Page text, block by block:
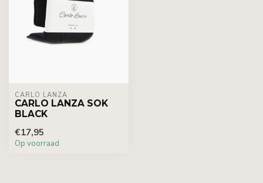
CARLO LANZA
CARLO LANZA SOK
BLACK
€17,95
Op voorraad